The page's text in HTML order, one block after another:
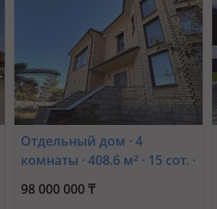
Отдельный дом · 4
комнаты · 408.6 м² · 15 сот. ·
4-й микрорайон
98 000 000 ₸